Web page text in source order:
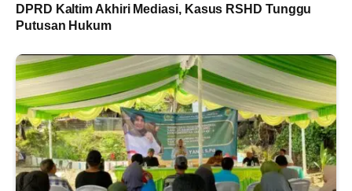
DPRD Kaltim Akhiri Mediasi, Kasus RSHD Tunggu
Putusan Hukum